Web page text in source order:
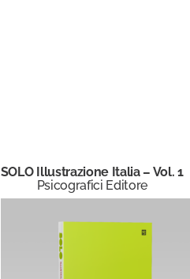
SOLO Illustrazione Italia – Vol. 1
Psicografici Editore